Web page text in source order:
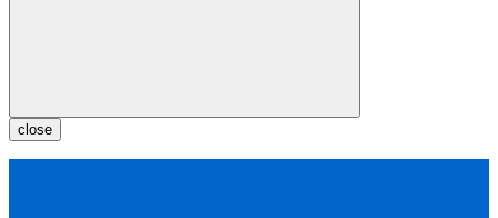
close